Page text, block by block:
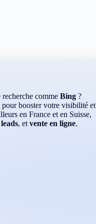
recherche comme Bing ?
pour booster votre visibilité et
en France et en Suisse,
, et vente en ligne.